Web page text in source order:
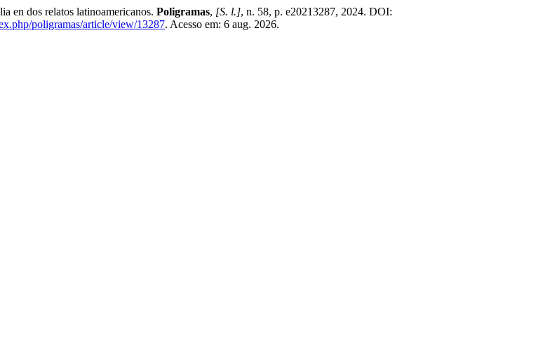
en dos relatos latinoamericanos. Poligramas, [S. l.], n. 58, p. e20213287, 2024. DOI:
poligramas/article/view/13287. Acesso em: 6 aug. 2026.